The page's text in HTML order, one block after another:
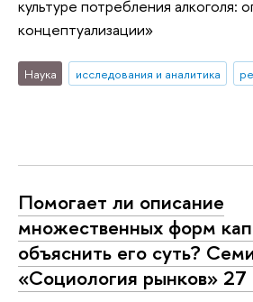
культуре потребления алкоголя:
концептуализации»
Наука исследования и аналитика
Помогает ли описание
множественных форм
объяснить его суть?
«Социология рынков» 27